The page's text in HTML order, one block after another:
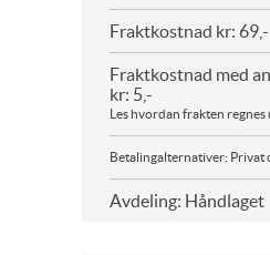
Fraktkostnad kr: 69,-
Fraktkostnad med
kr: 5,-
Les hvordan frakten regnes
Betalingalternativer: Privat
Avdeling: Håndlaget